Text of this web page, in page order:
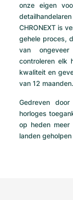
Lady-Datejust
Milgauss
Oyster Perpetual
Yacht-Master
Yacht-Master II
Sea-Dweller
Gebruikte horloges
Dameshorloges
Drive
Ronde
Rotonde
Crash
Pasha
Tortue
Colt
Professional
Bentley
Transocean
Cockpit
Chronospace
Heritage
Link
Formula 1
Grand Carrera
Gebruikte horloges
Dameshorloges
Ingenieur
Portofino
Portugieser
Da Vinci
Aquatimer
Spitfire
Classic Fusion
Spirit of Big Bang
King Power
Gebruikte horloges
Dameshorloges
onze eigen
CHRONEXT is
gehele proces,
van
controleren elk
kwaliteit en
van 12 maanden.
Gedreven
horloges
op heden
landen